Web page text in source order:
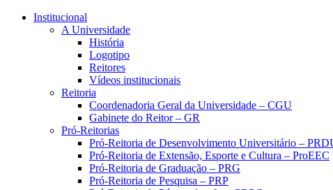
Conteúdo principal
Institucional
A Universidade
História
Logotipo
Reitores
Vídeos institucionais
Reitoria
Coordenadoria Geral da Universidade – CGU
Gabinete do Reitor – GR
Pró-Reitorias
Pró-Reitoria de Desenvolvimento Universitário –
Pró-Reitoria de Extensão, Esporte e Cultura – ProEEC
Pró-Reitoria de Graduação – PRG
Pró-Reitoria de Pesquisa – PRP